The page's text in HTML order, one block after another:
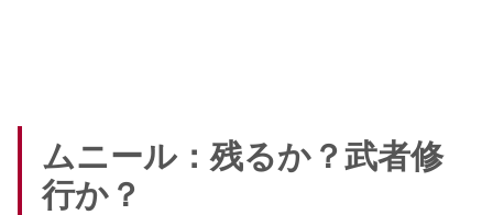
ムニール：残るか？武者修
行か？